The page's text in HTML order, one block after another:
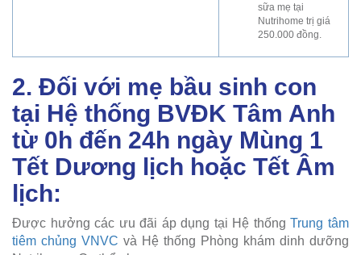
sữa mẹ tại
Nutrihome trị giá
250.000 đồng.
2. Đối với mẹ bầu sinh con
tại Hệ thống BVĐK Tâm Anh
từ 0h đến 24h ngày Mùng 1
Tết Dương lịch hoặc Tết Âm
lịch:
Được hưởng các ưu đãi áp dụng tại Hệ thốngTrung tâm
tiêm chủng VNVC và Hệ thống Phòng khám dinh dưỡng